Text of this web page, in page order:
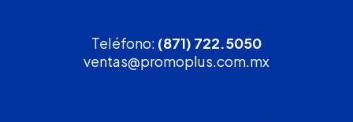
Teléfono: (871) 722.5050
ventas@promoplus.com.mx